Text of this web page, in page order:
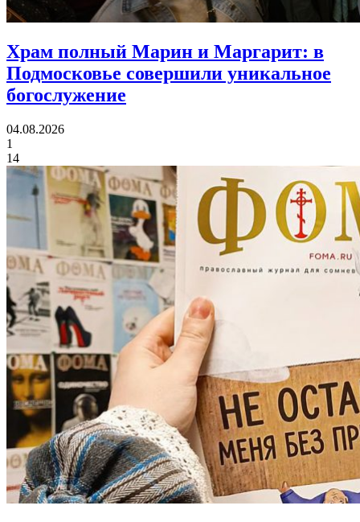
Храм полный Марин и Маргарит: в
Подмосковье совершили уникальное
богослужение
04.08.2026
1
14